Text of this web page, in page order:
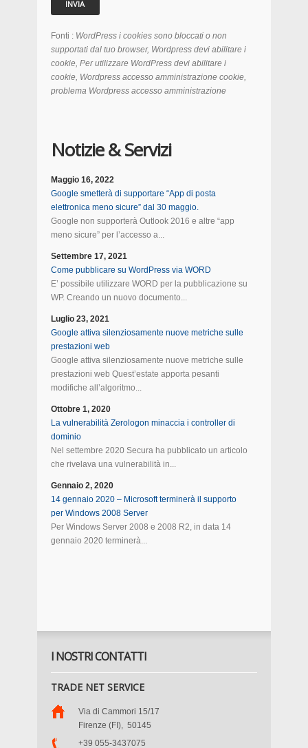
Fonti : WordPress i cookies sono bloccati o non
supportati dal tuo browser, Wordpress devi abilitare i
cookie, Per utilizzare WordPress devi abilitare i
cookie, Wordpress accesso amministrazione cookie,
problema Wordpress accesso amministrazione
Notizie & Servizi
Maggio 16, 2022
Google smetterà di supportare “App di posta
elettronica meno sicure” dal 30 maggio.
Google non supporterà Outlook 2016 e altre “app
meno sicure” per l’accesso a...
Settembre 17, 2021
Come pubblicare su WordPress via WORD
E’ possibile utilizzare WORD per la pubblicazione su
WP. Creando un nuovo documento...
Luglio 23, 2021
Google attiva silenziosamente nuove metriche sulle
prestazioni web
Google attiva silenziosamente nuove metriche sulle
prestazioni web Quest’estate apporta pesanti
modifiche all’algoritmo...
Ottobre 1, 2020
La vulnerabilità Zerologon minaccia i controller di
dominio
Nel settembre 2020 Secura ha pubblicato un articolo
che rivelava una vulnerabilità in...
Gennaio 2, 2020
14 gennaio 2020 – Microsoft terminerà il supporto
per Windows 2008 Server
Per Windows Server 2008 e 2008 R2, in data 14
gennaio 2020 terminerà...
I NOSTRI CONTATTI
TRADE NET SERVICE
Via di Cammori 15/17
Firenze (FI), 50145
+39 055-3437075